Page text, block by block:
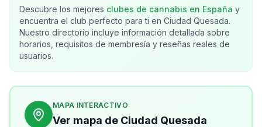
Descubre los mejores clubes de cannabis en España y
encuentra el club perfecto para ti en Ciudad Quesada.
Nuestro directorio incluye información detallada sobre
horarios, requisitos de membresía y reseñas reales de
usuarios.
MAPA INTERACTIVO
Ver mapa de Ciudad Quesada